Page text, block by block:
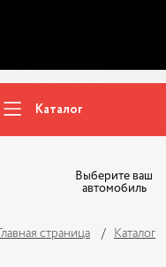
Каталог
Выберите ваш
автомобиль
Главная страница Каталог